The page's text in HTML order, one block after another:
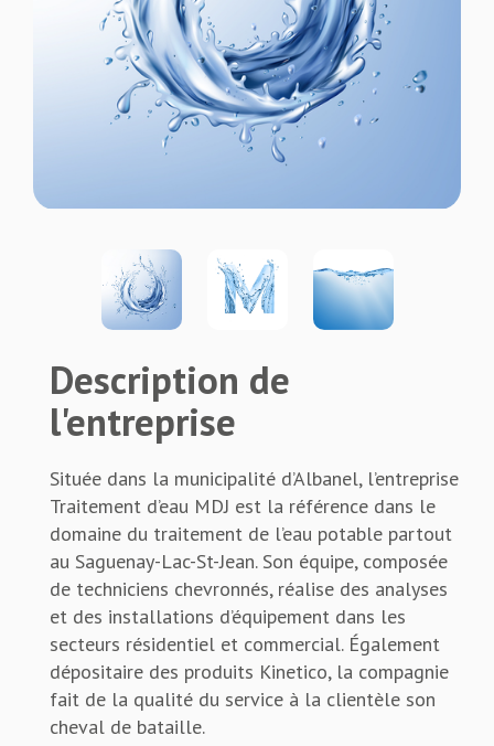
Description de
l'entreprise
Située dans la municipalité d’Albanel, l’entreprise
Traitement d’eau MDJ est la référence dans le
domaine du traitement de l’eau potable partout
au Saguenay-Lac-St-Jean. Son équipe, composée
de techniciens chevronnés, réalise des analyses
et des installations d’équipement dans les
secteurs résidentiel et commercial. Également
dépositaire des produits Kinetico, la compagnie
fait de la qualité du service à la clientèle son
cheval de bataille.